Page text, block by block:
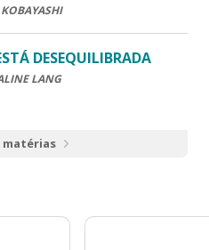
DESEQUILIBRADA
LANG
matérias